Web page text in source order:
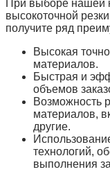
При выборе нашей
высокоточной
получите ряд
Высокая
материалов.
Быстрая и
объемов
Возможность
материалов,
другие.
технологий,
выполнения